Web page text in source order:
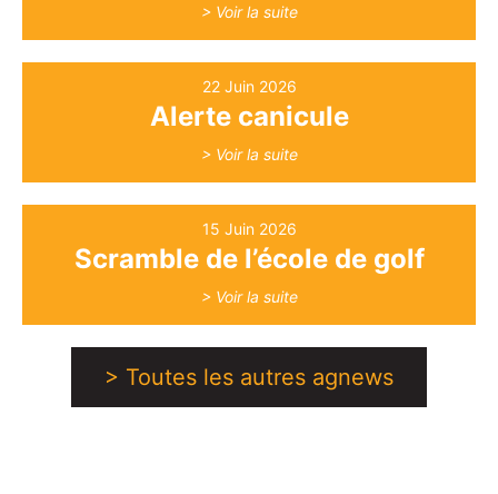
> Voir la suite
22 Juin 2026
Alerte canicule
> Voir la suite
15 Juin 2026
Scramble de l’école de golf
> Voir la suite
> Toutes les autres agnews